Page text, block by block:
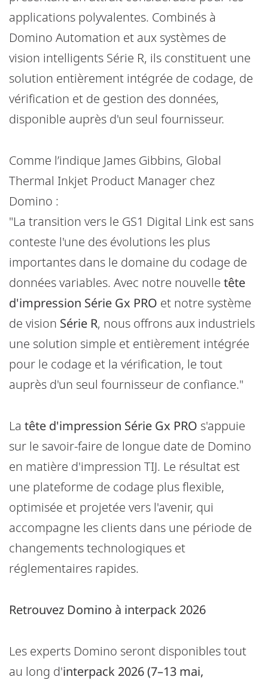
applications polyvalentes. Combinés à
Domino Automation et aux systèmes de
vision intelligents Série R, ils constituent une
solution entièrement intégrée de codage, de
vérification et de gestion des données,
disponible auprès d'un seul fournisseur.
Comme l’indique James Gibbins, Global
Thermal Inkjet Product Manager chez
Domino :
"La transition vers le GS1 Digital Link est sans
conteste l'une des évolutions les plus
importantes dans le domaine du codage de
données variables. Avec notre nouvelle tête
d'impression Série Gx PRO et notre système
de vision Série R, nous offrons aux industriels
une solution simple et entièrement intégrée
pour le codage et la vérification, le tout
auprès d'un seul fournisseur de confiance."
La tête d'impression Série Gx PRO s'appuie
sur le savoir-faire de longue date de Domino
en matière d'impression TIJ. Le résultat est
une plateforme de codage plus flexible,
optimisée et projetée vers l'avenir, qui
accompagne les clients dans une période de
changements technologiques et
réglementaires rapides.
Retrouvez Domino à interpack 2026
Les experts Domino seront disponibles tout
au long d'interpack 2026 (7–13 mai,